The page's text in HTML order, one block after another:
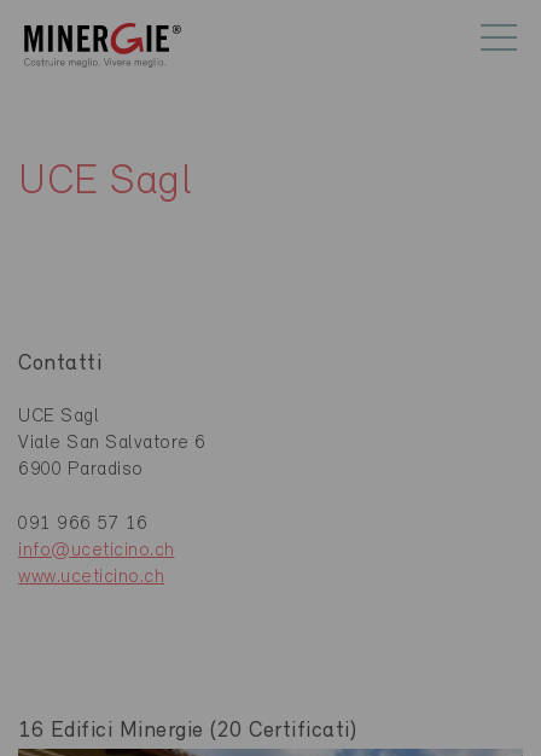
UCE Sagl
Contatti
UCE Sagl
Viale San Salvatore 6
6900 Paradiso
091 966 57 16
info@uceticino.ch
www.uceticino.ch
16 Edifici Minergie (20 Certificati)